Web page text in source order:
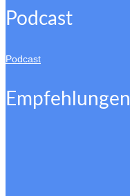
Podcast
Podcast
Empfehlungen